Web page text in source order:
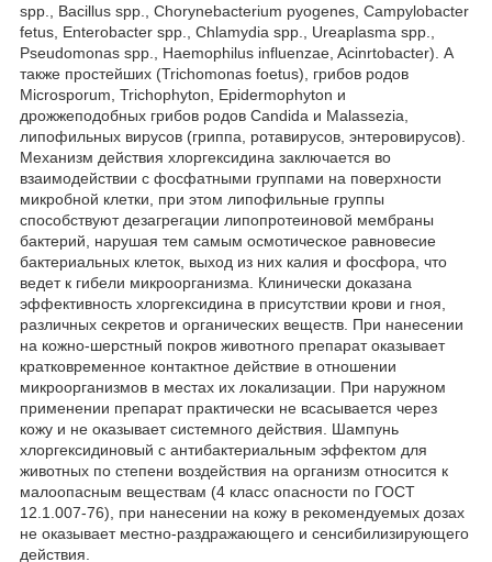
spp., Bacillus spp., Chorynebacterium pyogenes, Campylobacter
fetus, Enterobacter spp., Chlamydia spp., Ureaplasma spp.,
Pseudomonas spp., Haemophilus influenzae, Acinrtobacter). А
также простейших (Trichomonas foetus), грибов родов
Microsporum, Trichophyton, Epidermophyton и
дрожжеподобных грибов родов Candida и Malassezia,
липофильных вирусов (гриппа, ротавирусов, энтеровирусов).
Механизм действия хлоргексидина заключается во
взаимодействии с фосфатными группами на поверхности
микробной клетки, при этом липофильные группы
способствуют дезагрегации липопротеиновой мембраны
бактерий, нарушая тем самым осмотическое равновесие
бактериальных клеток, выход из них калия и фосфора, что
ведет к гибели микроорганизма. Клинически доказана
эффективность хлоргексидина в присутствии крови и гноя,
различных секретов и органических веществ. При нанесении
на кожно-шерстный покров животного препарат оказывает
кратковременное контактное действие в отношении
микроорганизмов в местах их локализации. При наружном
применении препарат практически не всасывается через
кожу и не оказывает системного действия. Шампунь
хлоргексидиновый с антибактериальным эффектом для
животных по степени воздействия на организм относится к
малоопасным веществам (4 класс опасности по ГОСТ
12.1.007-76), при нанесении на кожу в рекомендуемых дозах
не оказывает местно-раздражающего и сенсибилизирующего
действия.